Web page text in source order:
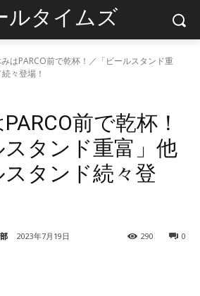
ルタイムズ
はPARCO前で乾杯！／「ビールスタンド重
々登場！
前で乾杯！
スタンド重富」他
スタンド続々登
2023年7月19日 0
290